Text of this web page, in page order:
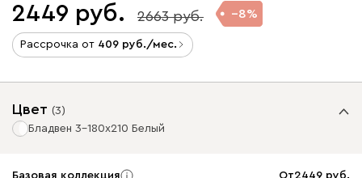
2449 2663 8
Рассрочка от 409 /мес.
Цвет (3)
Бладвен 3-180x210 Белый
Базовая коллекция От2449